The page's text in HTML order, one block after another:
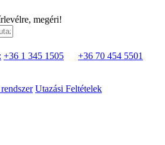
megéri!
+36 1 345 1505
+36 70 454 5501
Utazási Feltételek